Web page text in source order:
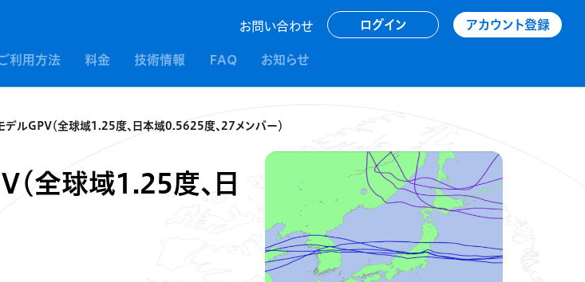
お問い合わせ ログイン アカウント登録
利用方法 料金 技術情報 FAQ お知らせ
ルGPV（全球域1.25度、日本域0.5625度、27メンバー）
全球域1.25度、日